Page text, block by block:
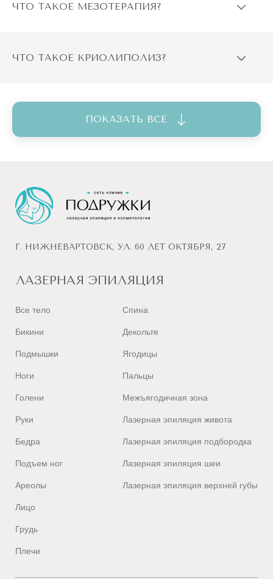
ЧТО ТАКОЕ МЕЗОТЕРАПИЯ?
ЧТО ТАКОЕ КРИОЛИПОЛИЗ?
ПОКАЗАТЬ ВСЕ
Г. НИЖНЕВАРТОВСК, УЛ. 60 ЛЕТ ОКТЯБРЯ, 27
ЛАЗЕРНАЯ ЭПИЛЯЦИЯ
Все тело
Бикини
Подмышки
Ноги
Голени
Руки
Бедра
Подъем ног
Ареолы
Лицо
Грудь
Плечи
Спина
Декольте
Ягодицы
Пальцы
Межъягодичная зона
Лазерная эпиляция живота
Лазерная эпиляция подбородка
Лазерная эпиляция шеи
Лазерная эпиляция верхней губы